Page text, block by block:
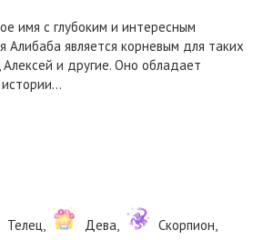
имя с глубоким и интересным
Алибаба является корневым для таких
и другие. Оно обладает
Телец, Дева,
Скорпион,